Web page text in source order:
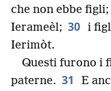
che non ebbe figli;
Ierameèl; 30 i
Ierimòt.
Questi furono i
paterne. 31 E